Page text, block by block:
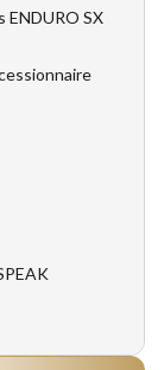
ENDURO SX